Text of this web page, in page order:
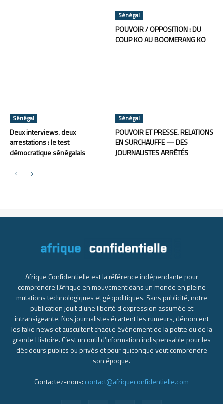
Sénégal
POUVOIR / OPPOSITION : DU
COUP KO AU BOOMERANG KO
Sénégal
Deux interviews, deux
arrestations : le test
démocratique sénégalais
Sénégal
POUVOIR ET PRESSE, RELATIONS
EN SURCHAUFFE — DES
JOURNALISTES ARRÊTÉS
Afrique Confidentielle est la référence indépendante pour
comprendre l’Afrique en mouvement dans un monde en pleine
mutations technologiques et géopolitiques. Sans publicité, notre
publication jouit d’une liberté d’expression assumée et
intransigeante. Nos journalistes écartent les rumeurs, dénoncent
les fake news et auscultent chaque événement de la petite ou de la
grande Histoire. C’est un outil d’information indispensable pour les
décideurs publics ou privés et pour quiconque veut comprendre
son époque.
Contactez-nous: contact@afriqueconfidentielle.com